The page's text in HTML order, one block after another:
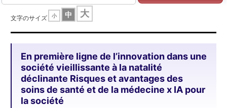
En première ligne de l'innovation dans une société vieillissante à la natalité
déclinante Risques et avantages des soins de santé et de la médecine x IA pour
la société
文字のサイズ 小 中 大
En première ligne de l’innovation dans une
société vieillissante à la natalité
déclinante Risques et avantages des
soins de santé et de la médecine x IA pour
la société